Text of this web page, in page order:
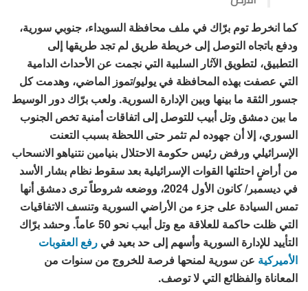
كما انخرط توم برّاك في ملف محافظة السويداء، جنوبي سورية،
ودفع باتجاه التوصل إلى خريطة طريق لم تجد طريقها إلى
التطبيق، لتطويق الآثار السلبية التي نجمت عن الأحداث الدامية
التي عصفت بهذه المحافظة في يوليو/تموز الماضي، وهدمت كل
جسور الثقة ما بينها وبين الإدارة السورية. ولعب برّاك دور الوسيط
ما بين دمشق وتل أبيب للتوصل إلى اتفاقات أمنية تخص الجنوب
السوري، إلا أن جهوده لم تثمر حتى اللحظة بسبب التعنت
الإسرائيلي ورفض رئيس حكومة الاحتلال بنيامين نتنياهو الانسحاب
من أراضٍ احتلتها القوات الإسرائيلية بعد سقوط نظام بشار الأسد
في ديسمبر/ كانون الأول 2024، ووضعه شروطاً ترى دمشق أنها
تمس السيادة على جزء من الأراضي السورية وتنسف الاتفاقيات
التي ظلت حاكمة للعلاقة مع وتل أبيب نحو 50 عاماً. وحشد برّاك
التأييد للإدارة السورية وأسهم إلى حد بعيد في رفع العقوبات
الأميركية عن سورية لمنحها فرصة للخروج من سنوات من
المعاناة والفظائع التي لا توصف.